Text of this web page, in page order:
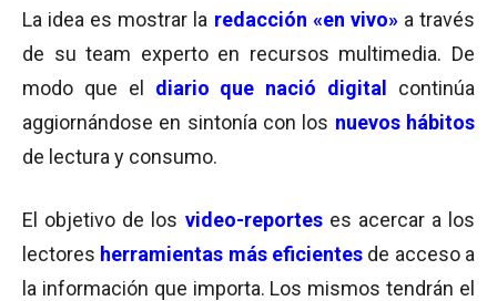
La idea es mostrar la redacción «en vivo»a través
de su team experto en recursos multimedia. De
modo que el diario que nació digital
continúa
aggiornándose en sintonía con los nuevos hábitos
de lectura y consumo.
El objetivo de los video-reporteses acercar a los
lectores herramientas más eficientes de acceso a
la información que importa. Los mismos tendrán el